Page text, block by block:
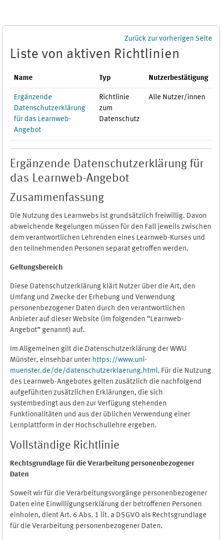
Zurück zur vorherigen Seite
Liste von aktiven Richtlinien
Name Typ Nutzerbestätigung
Ergänzende
Datenschutzerklärung
für das Learnweb-
Angebot
Richtlinie
zum
Datenschutz
Alle Nutzer/innen
Ergänzende Datenschutzerklärung für
das Learnweb-Angebot
Zusammenfassung
Die Nutzung des Learnwebs ist grundsätzlich freiwillig. Davon
abweichende Regelungen müssen für den Fall jeweils zwischen
dem verantwortlichen Lehrenden eines Learnweb-Kurses und
den teilnehmenden Personen separat getroffen werden.
Geltungsbereich
Diese Datenschutzerklärung klärt Nutzer über die Art, den
Umfang und Zwecke der Erhebung und Verwendung
personenbezogener Daten durch den verantwortlichen
Anbieter auf dieser Website (im folgenden “Learnweb-
Angebot” genannt) auf.
Im Allgemeinen gilt die Datenschutzerklärung der WWU
Münster, einsehbar unter https://www.uni-
muenster.de/de/datenschutzerklaerung.html. Für die Nutzung
des Learnweb-Angebotes gelten zusätzlich die nachfolgend
aufgeführten zusätzlichen Erklärungen, die sich
systembedingt aus den zur Verfügung stehenden
Funktionalitäten und aus der üblichen Verwendung einer
Lernplattform in der Hochschullehre ergeben.
Vollständige Richtlinie
Rechtsgrundlage für die Verarbeitung personenbezogener
Daten
Soweit wir für die Verarbeitungsvorgänge personenbezogener
Daten eine Einwilligungserklärung der betroffenen Personen
einholen, dient Art. 6 Abs. 1 lit. a DSGVO als Rechtsgrundlage
für die Verarbeitung personenbezogener Daten.